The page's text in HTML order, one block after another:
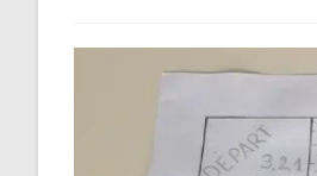
publication :